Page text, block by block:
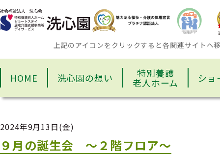
上記のアイコンをクリックすると各関連サイトへ
HOME 洗心園の想い 特別養護
老人ホーム ショ
2024年9月13日(金)
９月の誕生会 ～２階フロア～